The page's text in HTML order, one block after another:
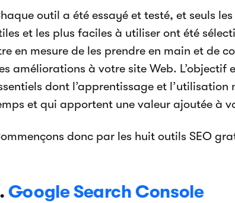
outil a été essayé et testé, et seuls
et les plus faciles à utiliser ont été
en mesure de les prendre en main et de
améliorations à votre site Web. L’objectif
dont l’apprentissage et
et qui apportent une valeur ajoutée à
donc par les huit outils SEO
Google Search Console